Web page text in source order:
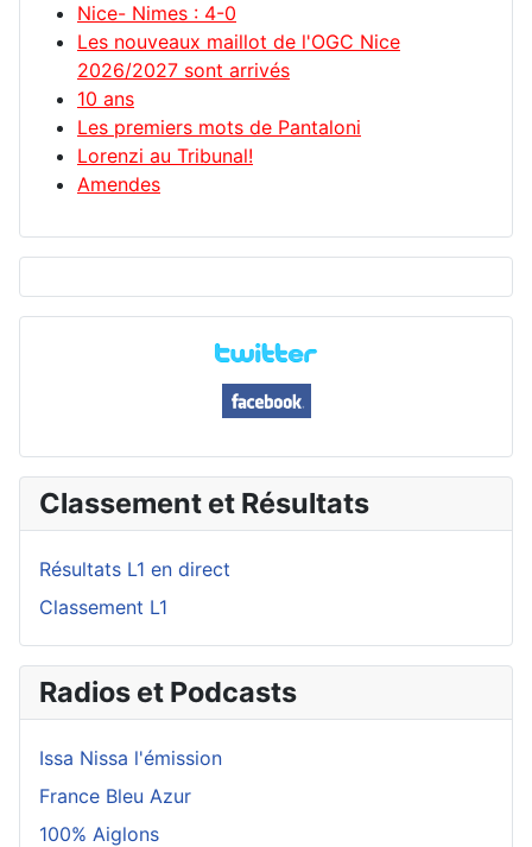
Nice- Nimes : 4-0
Les nouveaux maillot de l'OGC Nice
2026/2027 sont arrivés
10 ans
Les premiers mots de Pantaloni
Lorenzi au Tribunal!
Amendes
Classement et Résultats
Résultats L1 en direct
Classement L1
Radios et Podcasts
Issa Nissa l'émission
France Bleu Azur
100% Aiglons